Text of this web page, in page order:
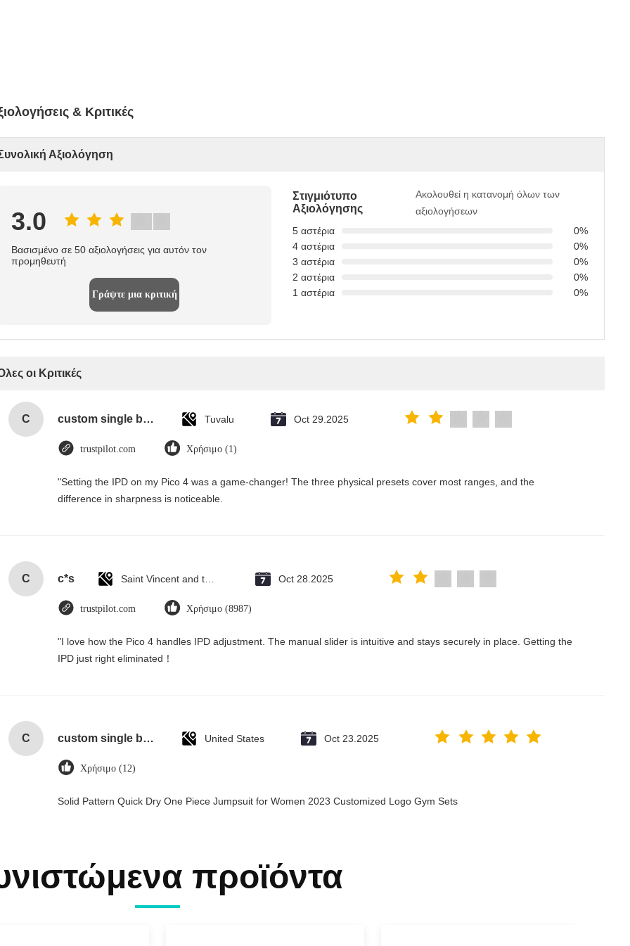
& Κριτικές
Αξιολόγηση
3.0
Βασισμένο σε 50 αξιολογήσεις για αυτόν τον
προμηθευτή
Γράψτε μια κριτική
Στιγμιότυπο
Αξιολόγησης
Ακολουθεί η κατανομή όλων των
αξιολογήσεων
5 αστέρια
0%
4 αστέρια
0%
3 αστέρια
0%
2 αστέρια
0%
1 αστέρια
0%
οι Κριτικές
C custom single bottle packaging paper wine gift glass bag 2 bottle black wine tote carry bags Tuvalu Oct 29.2025
trustpilot.com Χρήσιμο (1)
"Setting the IPD on my Pico 4 was a game-changer! The three physical presets cover most ranges, and the
difference in sharpness is noticeable.
C c*s Oct 28.2025
trustpilot.com Χρήσιμο (8987)
"I love how the Pico 4 handles IPD adjustment. The manual slider is intuitive and stays securely in place. Getting the
IPD just right eliminated！
C custom single bottle packaging paper wine gift glass bag 2 bottle black wine tote carry bags United States Oct 23.2025
Χρήσιμο (12)
Solid Pattern Quick Dry One Piece Jumpsuit for Women 2023 Customized Logo Gym Sets
προϊόντα